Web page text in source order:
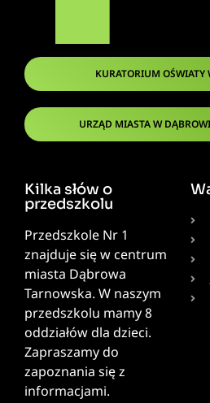
KURATORIUM OŚWIATY
URZĄD MIASTA W
Kilka słów o
przedszkolu
Przedszkole Nr 1
znajduje się w centrum
miasta Dąbrowa
Tarnowska. W naszym
przedszkolu mamy 8
oddziałów dla dzieci.
Zapraszamy do
zapoznania się z
informacjami.